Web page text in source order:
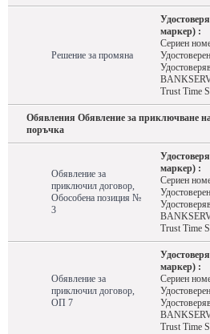
Решение за промяна
маркер) :
Сериен
Trust Time
Обявления Обявление за приключване на
поръчка
Обявление за
приключил договор,
Обособена позиция №
3
маркер) :
Сериен
Trust Time
Обявление за
приключил договор,
ОП 7
маркер) :
Сериен
Trust Time